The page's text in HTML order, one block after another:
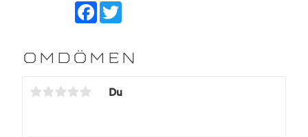
F
b
o
T
t
e
OMDÖMEN
Du